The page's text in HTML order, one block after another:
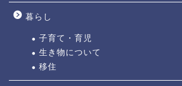
暮らし
子育て・育児
生き物について
移住